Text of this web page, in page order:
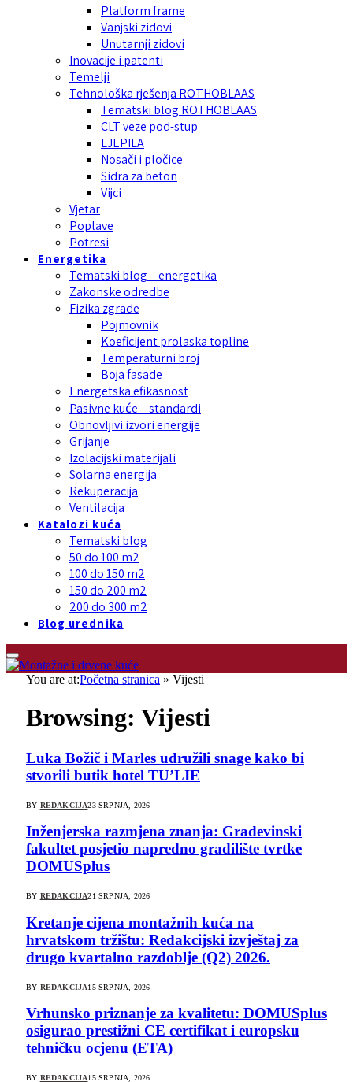
Platform frame
Vanjski zidovi
Unutarnji zidovi
Inovacije i patenti
Temelji
Tehnološka rješenja ROTHOBLAAS
Tematski blog ROTHOBLAAS
CLT veze pod-stup
LJEPILA
Nosači i pločice
Sidra za beton
Vijci
Vjetar
Poplave
Potresi
Energetika
Tematski blog – energetika
Zakonske odredbe
Fizika zgrade
Pojmovnik
Koeficijent prolaska topline
Temperaturni broj
Boja fasade
Energetska efikasnost
Pasivne kuće – standardi
Obnovljivi izvori energije
Grijanje
Izolacijski materijali
Solarna energija
Rekuperacija
Ventilacija
Katalozi kuća
Tematski blog
50 do 100 m2
100 do 150 m2
150 do 200 m2
200 do 300 m2
Blog urednika
You are at:Početna stranica » Vijesti
Browsing: Vijesti
Luka Božič i Marles udružili snage kako bi
stvorili butik hotel TU’LIE
BY REDAKCIJA23 SRPNJA, 2026
Inženjerska razmjena znanja: Građevinski
fakultet posjetio napredno gradilište tvrtke
DOMUSplus
BY REDAKCIJA21 SRPNJA, 2026
Kretanje cijena montažnih kuća na
hrvatskom tržištu: Redakcijski izvještaj za
drugo kvartalno razdoblje (Q2) 2026.
BY REDAKCIJA15 SRPNJA, 2026
Vrhunsko priznanje za kvalitetu: DOMUSplus
osigurao prestižni CE certifikat i europsku
tehničku ocjenu (ETA)
BY REDAKCIJA15 SRPNJA, 2026